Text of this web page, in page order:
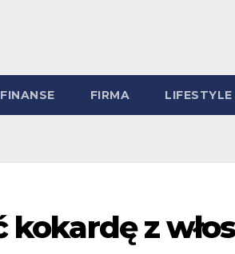
FINANSE FIRMA LIFESTYLE
kokardę z